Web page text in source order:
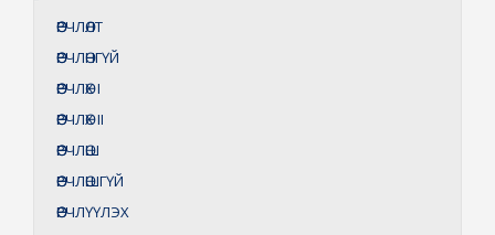
ӨӨРЧЛӨЛТ
ӨӨРЧЛӨНГҮЙ
ӨӨРЧЛӨХI
ӨӨРЧЛӨХII
ӨӨРЧЛӨШ
ӨӨРЧЛӨШГҮЙ
ӨӨРЧЛҮҮЛЭХ